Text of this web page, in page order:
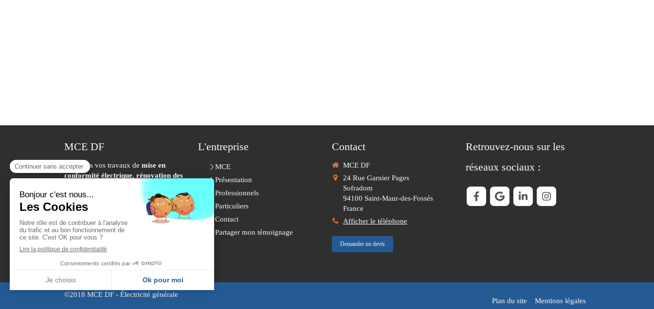
MCE DF
Pour tous vos travaux de mise en
conformité électrique, rénovation des
installations électriques, petits
travaux en électricité, détection
incendie, chauffage électrique,
sécurité, contrôle d'accès et
vidéosurveillance, électricité
générale, dépannage
Saint-Maur-des-Fossés,
à contacter MCEDF !
L'entreprise
MCE
Présentation
Professionnels
Particuliers
Contact
Partager mon témoignage
Contact
MCE DF
24 Rue Garnier Pages
Sofradom
94100 Saint-Maur-des-Fossés
France
Afficher le téléphone
Demander un devis
Retrouvez-nous sur les
réseaux sociaux :
©2018 MCE DF - Électricité générale
Plan du site
Mentions légales